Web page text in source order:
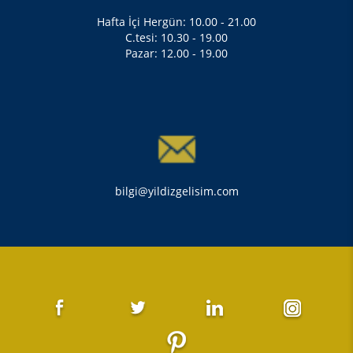
Hafta İçi Hergün: 10.00 - 21.00
C.tesi: 10.30 - 19.00
Pazar: 12.00 - 19.00
bilgi@yildizgelisim.com